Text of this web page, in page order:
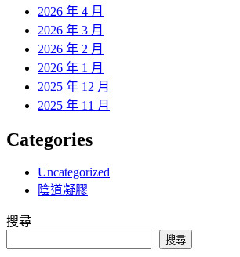
2026 年 4 月
2026 年 3 月
2026 年 2 月
2026 年 1 月
2025 年 12 月
2025 年 11 月
Categories
Uncategorized
陰道凝膠
搜尋
搜尋